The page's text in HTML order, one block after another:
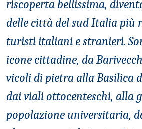
riscoperta bellissima,
delle città del sud Italia più
turisti italiani e stranieri.
icone cittadine, da
vicoli di pietra alla Basilica
dai viali ottocenteschi, alla
popolazione universitaria,